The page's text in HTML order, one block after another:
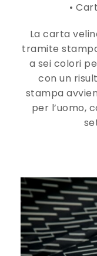
•
La carta
tramite
a sei colori
con un
stampa
per l’uomo,